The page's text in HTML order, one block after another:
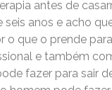
antes de
seis anos e acho
o que o prende
e também
fazer para sair